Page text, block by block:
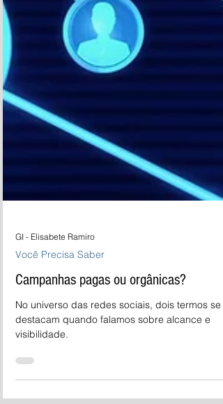
GI - Elisabete Ramiro
Você Precisa Saber
Campanhas pagas ou orgânicas?
No universo das redes sociais, dois termos se
visibilidade.